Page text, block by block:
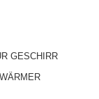
GESCHIRR